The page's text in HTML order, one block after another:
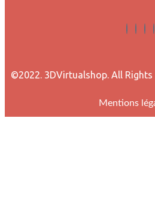
©2022. 3DVirtualshop. All Rights
Mentions